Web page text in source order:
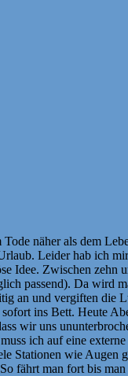
näher als dem
Leider hab ich
Idee. Zwischen zehn
passend). Da wird
an und vergiften die
ins Bett. Heute
wir uns
ich auf eine
Stationen wie Augen
fährt man fort bis